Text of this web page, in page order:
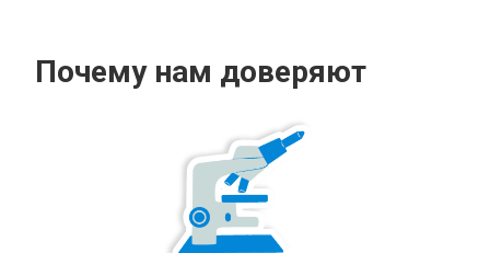
Почему нам доверяют